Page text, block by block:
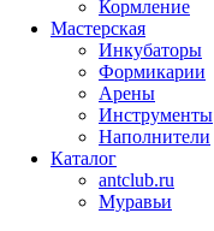
Кормление
Мастерская
Инкубаторы
Формикарии
Арены
Инструменты
Наполнители
Каталог
antclub.ru
Муравьи